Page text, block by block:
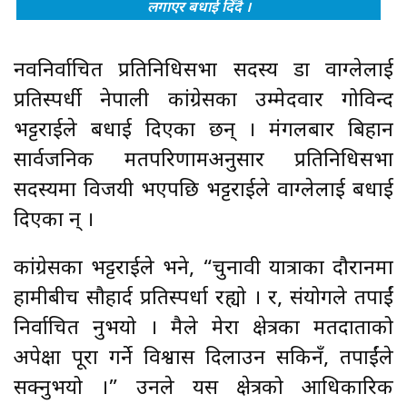
लगाएर बधाई दिँदै ।
नवनिर्वाचित प्रतिनिधिसभा सदस्य डा वाग्लेलाई
प्रतिस्पर्धी नेपाली कांग्रेसका उम्मेदवार गोविन्द
भट्टराईले बधाई दिएका छन् । मंगलबार बिहान
सार्वजनिक मतपरिणामअनुसार प्रतिनिधिसभा
सदस्यमा विजयी भएपछि भट्टराईले वाग्लेलाई बधाई
दिएका हुन् ।
कांग्रेसका भट्टराईले भने, “चुनावी यात्राका दौरानमा
हामीबीच सौहार्द प्रतिस्पर्धा रह्यो । र, संयोगले तपाईं
निर्वाचित हुनुभयो । मैले मेरा क्षेत्रका मतदाताको
अपेक्षा पूरा गर्ने विश्वास दिलाउन सकिनँ, तपाईंले
सक्नुभयो ।” उनले यस क्षेत्रको आधिकारिक